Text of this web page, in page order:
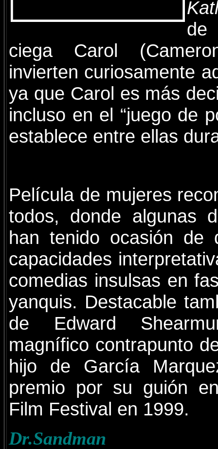
de
ciega Carol
invierten curiosamente
ya que Carol es más
incluso en el “juego de
establece entre ellas
Película de mujeres
todos, donde algunas
han tenido ocasión de
capacidades
comedias insulsas en
yanquis. Destacable
de Edward
magnífico contrapunto
hijo de García
premio por su guión
Film Festival en 1999.
Dr.Sandman